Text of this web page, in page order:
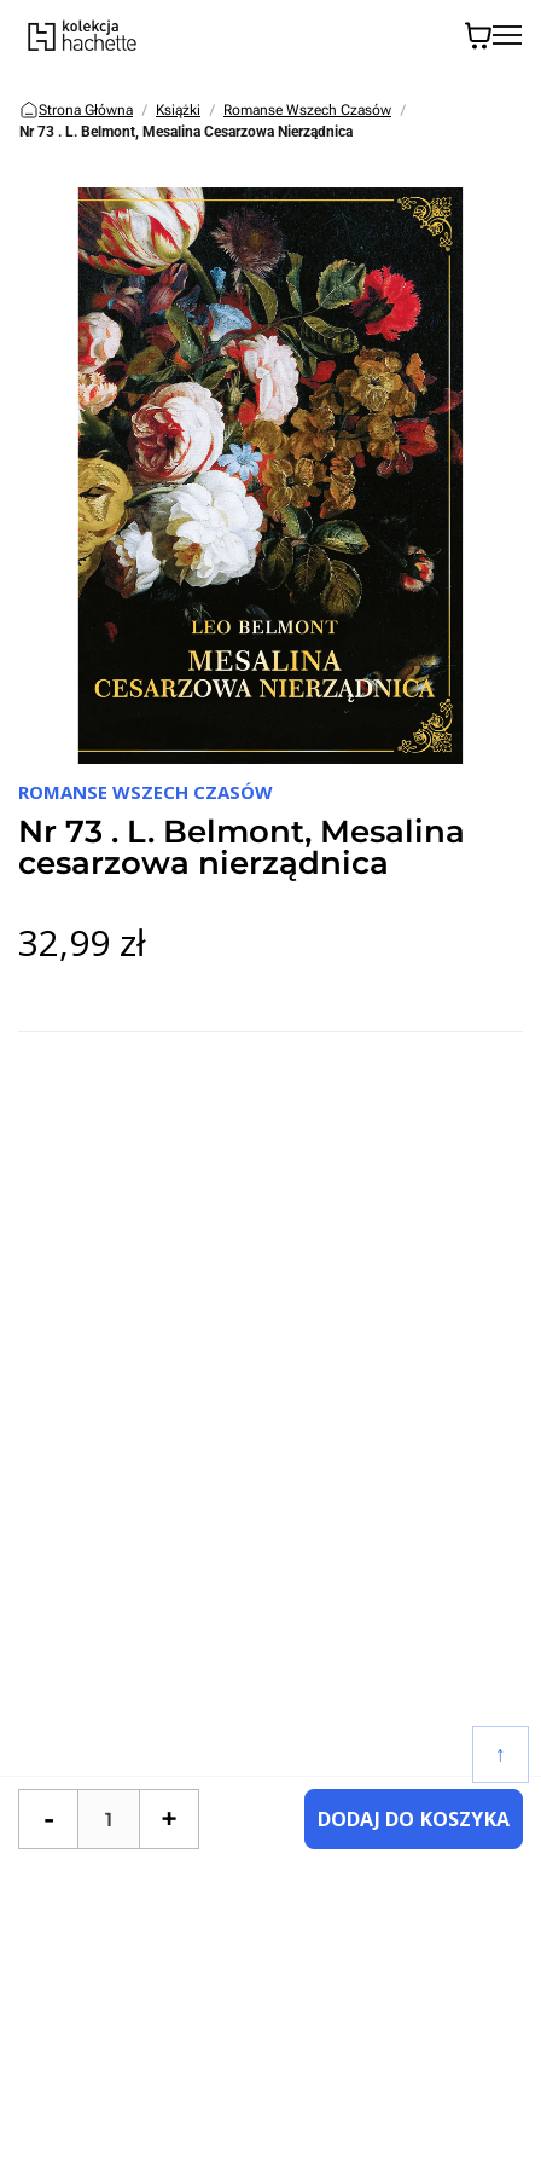
Strona Główna Książki
Romanse Wszech Czasów
Nr 73 . L. Belmont, Mesalina Cesarzowa Nierządnica
ROMANSE WSZECH CZASÓW
Nr 73 . L. Belmont, Mesalina
cesarzowa nierządnica
32,99 zł
- + DODAJ DO KOSZYKA
↑